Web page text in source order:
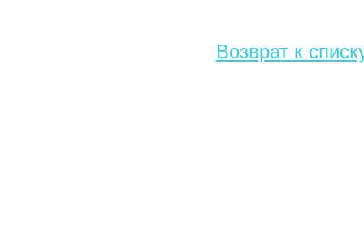
Возврат к